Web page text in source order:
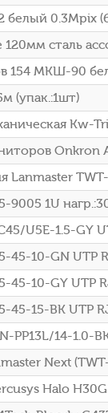
белый 0.3Mpix
сталь
154 МКШ-90
(упак.:1шт)
Kw-
Onkron
1U
U5E-1.5-GY
10-GN UTP
10-GY UTP
15-BK UTP
PP13L/14-1.0-
Next
Halo H30G